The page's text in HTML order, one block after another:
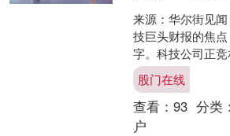
来源：华尔街见
技巨头财报的焦点
字。科技公司正
AI超级计算中心。
公司明年总资本支
股门在线
查看： 93 分类：
户